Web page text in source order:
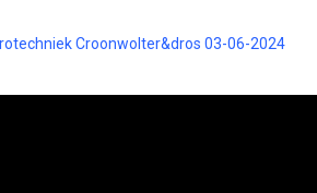
Croonwolter&dros 03-06-2024